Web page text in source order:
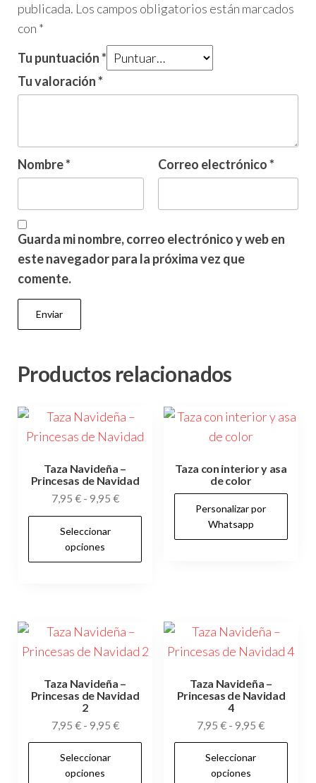
publicada. Los campos obligatorios están marcados
con *
Tu puntuación*
Tu valoración*
Nombre* Correo electrónico*
Guarda mi nombre, correo electrónico y web en
este navegador para la próxima vez que
comente.
Productos relacionados
Taza Navideña –
Princesas de Navidad
7,95 € - 9,95 €Rango
de
7,95 €
Seleccionar
opciones
producto
Las
opciones
pueden
elegir
Taza con interior y asa
de color
Personalizar por
Whatsapp
Taza Navideña –
Princesas de Navidad
2
7,95 € - 9,95 €Rango
de
Seleccionar
opciones
Este
Taza Navideña –
Princesas de Navidad
4
7,95€ - 9,95€Rango
de
Seleccionar
opciones